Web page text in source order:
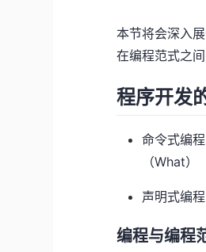
本节将会深入
在编程范式之间
程序开发
命令式编
（What）
声明式编
编程与编程